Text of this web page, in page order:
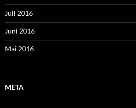
Juli 2016
Juni 2016
Mai 2016
META